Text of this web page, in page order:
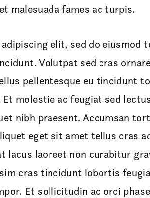
malesuada fames ac turpis.
elit, sed do eiusmod
Volutpat sed cras
pellentesque eu tincidunt
molestie ac feugiat sed
nibh praesent. Accumsan
eget sit amet tellus cras
laoreet non curabitur
cras tincidunt lobortis
Et sollicitudin ac orci